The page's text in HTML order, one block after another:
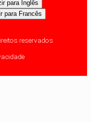
reservados